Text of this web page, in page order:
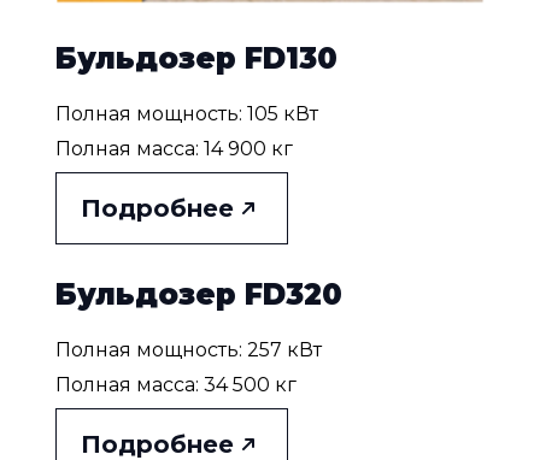
Бульдозер FD130
Полная мощность: 105 кВт
Полная масса: 14 900 кг
Подробнее
Бульдозер FD320
Полная мощность: 257 кВт
Полная масса: 34 500 кг
Подробнее